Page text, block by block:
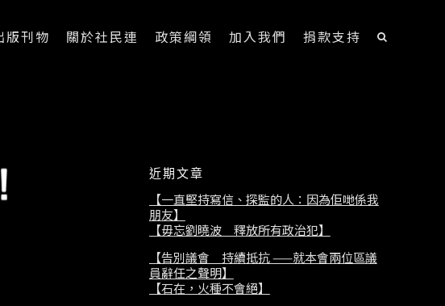
版刊物 關於社民連 政策綱領 加入我們 捐款支持
近期文章
【一直堅持寫信、探監的人：因為佢哋係我
朋友】
【毋忘劉曉波 釋放所有政治犯】
【告別議會 持續抵抗 ——就本會兩位區議
員辭任之聲明】
【石在，火種不會絕】